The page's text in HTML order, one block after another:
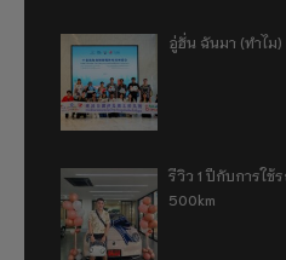
อู่ฮั่น ฉันมา (ทำไม
รีวิว 1 ปีกับการใช้
500km